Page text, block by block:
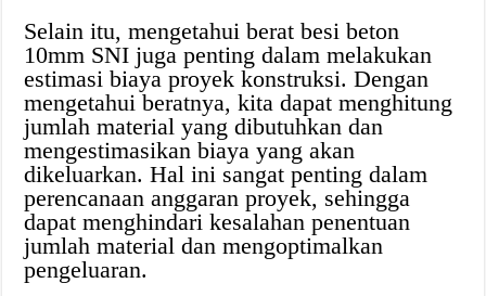
Selain itu, mengetahui berat besi beton
10mm SNI juga penting dalam melakukan
estimasi biaya proyek konstruksi. Dengan
mengetahui beratnya, kita dapat menghitung
jumlah material yang dibutuhkan dan
mengestimasikan biaya yang akan
dikeluarkan. Hal ini sangat penting dalam
perencanaan anggaran proyek, sehingga
dapat menghindari kesalahan penentuan
jumlah material dan mengoptimalkan
pengeluaran.